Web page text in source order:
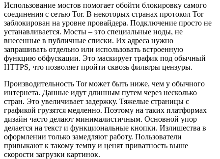
Использование мостов помогает обойти блокировку самого
соединения с сетью Tor. В некоторых странах протокол Tor
заблокирован на уровне провайдера. Подключение просто не
устанавливается. Мосты – это специальные ноды, не
внесенные в публичные списки. Их адреса нужно
запрашивать отдельно или использовать встроенную
функцию обфускации. Это маскирует трафик под обычный
HTTPS, что позволяет пройти сквозь фильтры цензуры.
Производительность Tor может быть ниже, чем у обычного
интернета. Данные идут длинным путем через несколько
стран. Это увеличивает задержку. Тяжелые страницы с
графикой грузятся медленно. Поэтому на таких платформах
дизайн часто делают минималистичным. Основной упор
делается на текст и функциональные кнопки. Излишества в
оформлении только замедляют работу. Пользователи
привыкают к такому темпу и ценят приватность выше
скорости загрузки картинок.